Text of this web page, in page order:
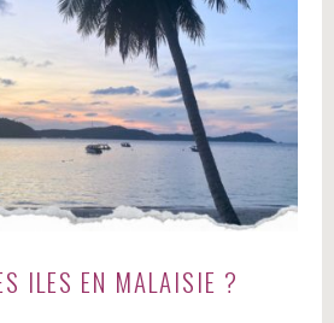
ILES EN MALAISIE ?